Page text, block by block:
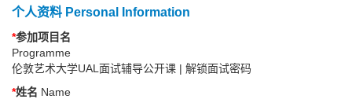
个人资料 Personal Information
*参加项目名
Programme
伦敦艺术大学UAL面试辅导公开课 | 解锁面试密码
*姓名 Name